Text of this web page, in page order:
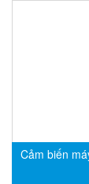
FISO
Cảm biến